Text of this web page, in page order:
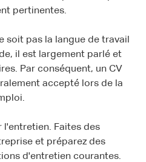
pertinentes.
soit pas la langue de travail
il est largement parlé et
Par conséquent, un CV
accepté lors de la
l'entretien. Faites des
et préparez des
d'entretien courantes.